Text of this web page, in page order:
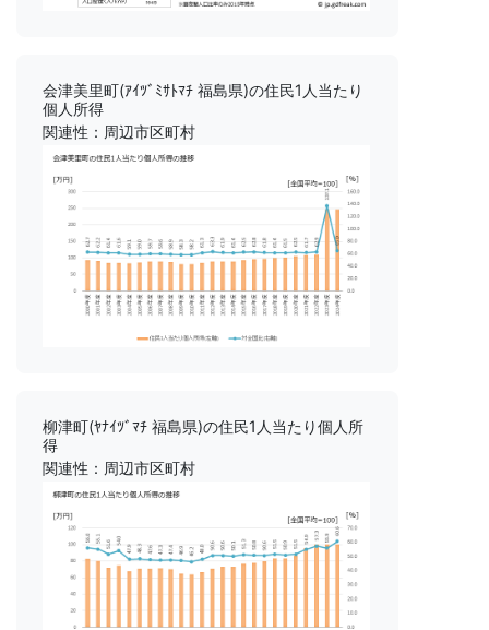
会津美里町(ｱｲﾂﾞﾐｻﾄﾏﾁ 福島県)の住民1人当たり
個人所得
関連性：周辺市区町村
柳津町(ﾔﾅｲﾂﾞﾏﾁ 福島県)の住民1人当たり個人所
得
関連性：周辺市区町村